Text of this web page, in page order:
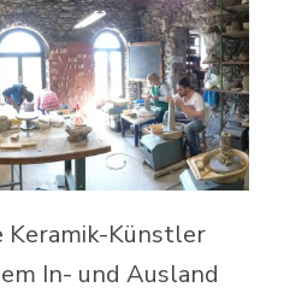
Keramik-Künstler
In- und Ausland